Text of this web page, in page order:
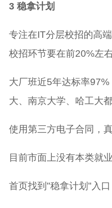
3 稳拿计划
专注在IT分层校招的高
校招环节要在前20%左
大厂班近5年达标率
大、南京大学、哈工大
使用第三方电子合同，
目前市面上没有本类就
首页找到"稳拿计划"入